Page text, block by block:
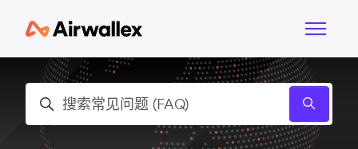
切换导
搜索